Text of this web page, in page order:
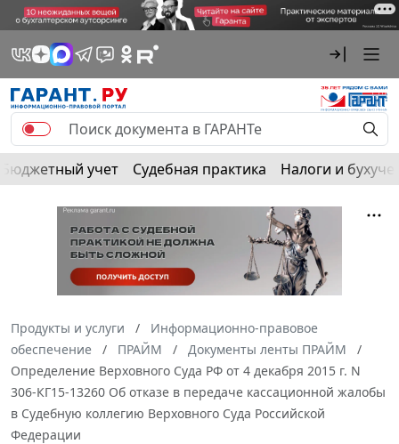
Бюджетный учет Судебная практика Налоги и
Продукты и услуги
Информационно-правовое
обеспечение
ПРАЙМ
Документы ленты ПРАЙМ
Определение Верховного Суда РФ от 4 декабря 2015 г. N
306-КГ15-13260 Об отказе в передаче кассационной жалобы
в Судебную коллегию Верховного Суда Российской
Федерации